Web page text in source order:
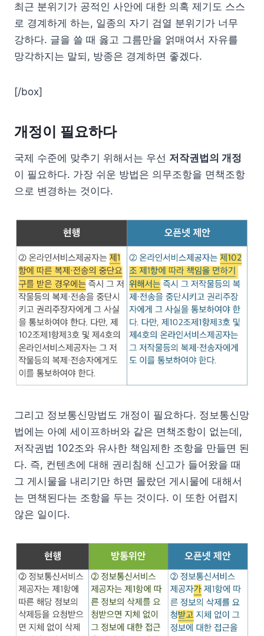
최근 분위기가 공적인 사안에 대한 의혹 제기도 스스
로 경계하게 하는, 일종의 자기 검열 분위기가 너무
강하다. 글을 쓸 때 옳고 그름만을 얽매여서 자유를
망각하지는 말되, 방종은 경계하면 좋겠다.
[/box]
개정이 필요하다
국제 수준에 맞추기 위해서는 우선 저작권법의 개정
이 필요하다. 가장 쉬운 방법은 의무조항을 면책조항
으로 변경하는 것이다.
그리고 정보통신망법도 개정이 필요하다. 정보통신망
법에는 아예 세이프하버와 같은 면책조항이 없는데,
저작권법 102조와 유사한 책임제한 조항을 만들면 된
다. 즉, 컨텐츠에 대해 권리침해 신고가 들어왔을 때
그 게시물을 내리기만 하면 몰랐던 게시물에 대해서
는 면책된다는 조항을 두는 것이다. 이 또한 어렵지
않은 일이다.